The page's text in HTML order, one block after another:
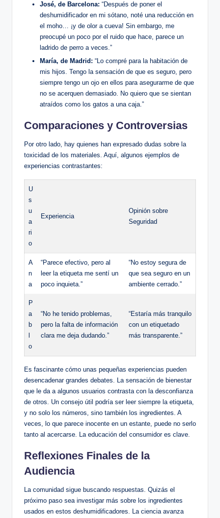
José, de Barcelona: “Después de poner el‍
deshumidificador en mi sótano,​ noté ⁢una reducción en
el moho…‍ ¡y de⁣ olor a cueva! Sin embargo, me
⁢preocupé un poco ⁤por el ruido que hace, ‌parece un
ladrido de perro a veces.”
María, de Madrid: “Lo ⁢compré para la habitación de
mis hijos.⁤ Tengo la sensación de que ‌es seguro,⁣ pero
siempre tengo un ojo en ellos para asegurarme de que‍
no se acerquen demasiado. No quiero que se sientan
atraídos‍ como ‌los gatos a una caja.”
Comparaciones y Controversias
Por otro lado, hay quienes han ‍expresado ‌dudas sobre la
toxicidad de los materiales. Aquí, algunos ejemplos de
experiencias⁢ contrastantes:
U
s
u
a
ri
o
Experiencia
Opinión sobre
Seguridad
A
n
a
“Parece efectivo, pero al
leer‌ la etiqueta me sentí ⁣un
poco inquieta.”
“No estoy segura de
que sea seguro ‌en un
ambiente cerrado.”
P
a
b
o
“No ⁤he tenido problemas,
⁤pero la falta ‌de​ información
clara me deja dudando.”
“Estaría más tranquilo
con un etiquetado
más transparente.”
Es fascinante cómo‍ unas pequeñas experiencias pueden
desencadenar grandes debates. La sensación⁣ de bienestar
que le⁤ da a algunos usuarios contrasta con ​la desconfianza
de otros.⁤ Un⁤ consejo útil⁤ podría ser leer siempre la⁤ etiqueta,
y no‌ solo los números, sino también los ingredientes. A
veces,⁢ lo que parece inocente en un estante, puede no serlo
⁣tanto al acercarse. La‍ educación del consumidor es clave.
Reflexiones Finales de la
Audiencia
La comunidad sigue buscando respuestas. Quizás ⁣el
próximo paso sea investigar más⁣ sobre los⁢ ingredientes
usados en estos deshumidificadores. La​ ciencia⁢ avanza ​